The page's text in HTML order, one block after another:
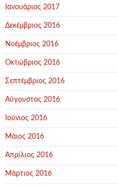
Ιανουάριος 2017
Δεκέμβριος 2016
Νοέμβριος 2016
Οκτώβριος 2016
Σεπτέμβριος 2016
Αύγουστος 2016
Ιούνιος 2016
Μάιος 2016
Απρίλιος 2016
Μάρτιος 2016